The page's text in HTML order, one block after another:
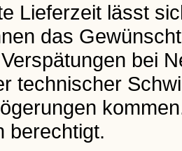
Lieferzeit lässt
das
bei
technischer
berechtigt.